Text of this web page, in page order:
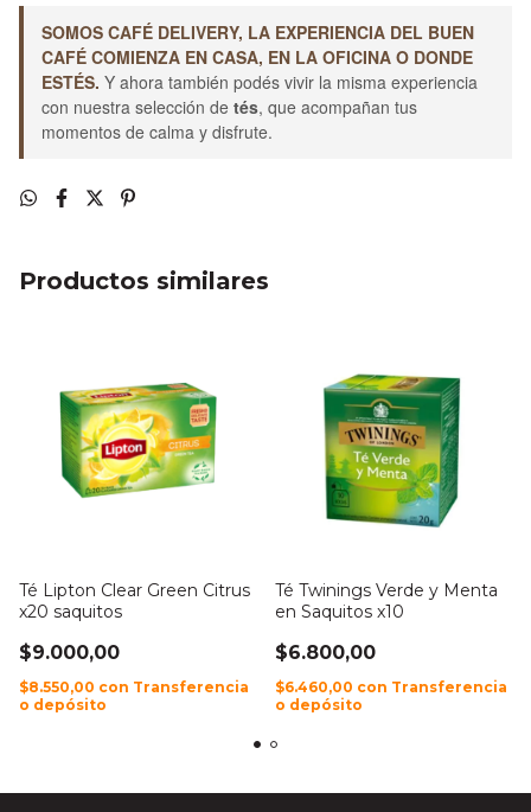
SOMOS CAFÉ DELIVERY, LA EXPERIENCIA DEL BUEN
CAFÉ COMIENZA EN CASA, EN LA OFICINA O DONDE
ESTÉS. Y ahora también podés vivir la misma experiencia
con nuestra selección de tés, que acompañan tus
momentos de calma y disfrute.
Productos similares
Té Lipton Clear Green Citrus
x20 saquitos
$9.000,00
$8.550,00 con Transferencia
o depósito
Té Twinings Verde y Menta
en Saquitos x10
$6.800,00
$6.460,00 con Transferencia
o depósito